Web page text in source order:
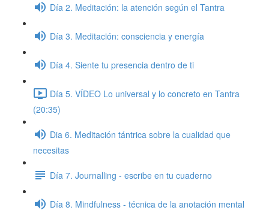
Día 2. Meditación: la atención según el Tantra
Día 3. Meditación: consciencia y energía
Día 4. Siente tu presencia dentro de ti
Día 5. VÍDEO Lo universal y lo concreto en Tantra
(20:35)
Dia 6. Meditación tántrica sobre la cualidad que
necesitas
Día 7. Journalling - escribe en tu cuaderno
Día 8. Mindfulness - técnica de la anotación mental